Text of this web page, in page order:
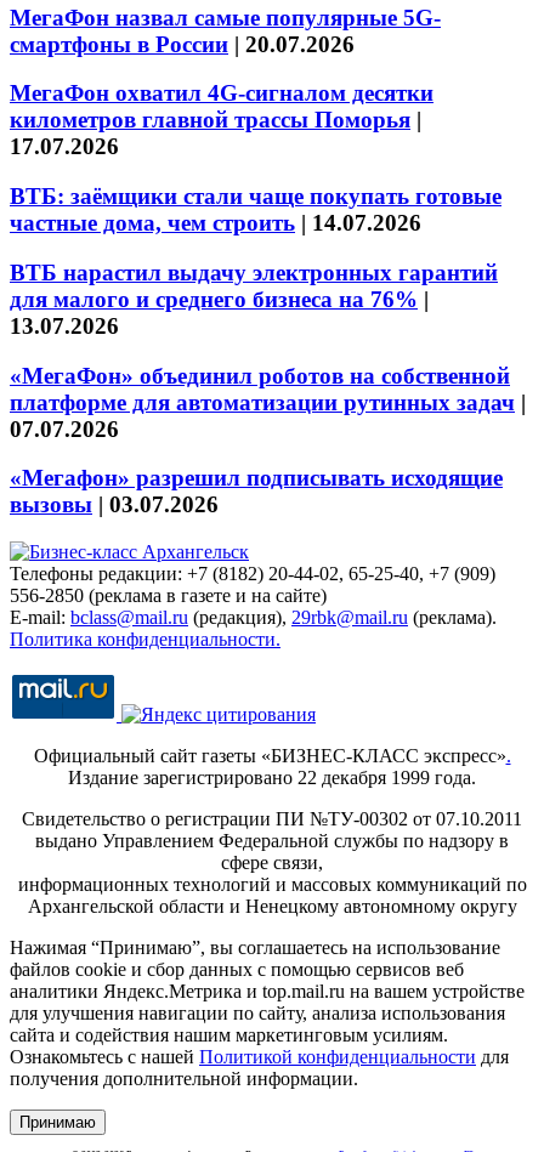
МегаФон назвал самые популярные 5G-
смартфоны в России | 20.07.2026
МегаФон охватил 4G-сигналом десятки
километров главной трассы Поморья |
17.07.2026
ВТБ: заёмщики стали чаще покупать готовые
частные дома, чем строить | 14.07.2026
ВТБ нарастил выдачу электронных гарантий
для малого и среднего бизнеса на 76% |
13.07.2026
«МегаФон» объединил роботов на собственной
платформе для автоматизации рутинных задач |
07.07.2026
«Мегафон» разрешил подписывать исходящие
вызовы | 03.07.2026
Телефоны редакции: +7 (8182) 20-44-02, 65-25-40, +7 (909)
556-2850 (реклама в газете и на сайте)
E-mail: bclass@mail.ru (редакция), 29rbk@mail.ru (реклама).
Политика конфиденциальности.
Официальный сайт газеты «БИЗНЕС-КЛАСС экспресс».
Издание зарегистрировано 22 декабря 1999 года.
Свидетельство о регистрации ПИ №ТУ-00302 от 07.10.2011
выдано Управлением Федеральной службы по надзору в
сфере связи,
информационных технологий и массовых коммуникаций по
Архангельской области и Ненецкому автономному округу
Нажимая “Принимаю”, вы соглашаетесь на использование
файлов cookie и сбор данных с помощью сервисов веб
аналитики Яндекс.Метрика и top.mail.ru на вашем устройстве
для улучшения навигации по сайту, анализа использования
сайта и содействия нашим маркетинговым усилиям.
Ознакомьтесь с нашей Политикой конфиденциальности для
получения дополнительной информации.
Принимаю